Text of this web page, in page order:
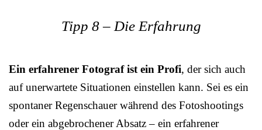
Tipp 8 – Die Erfahrung
Ein erfahrener Fotograf ist ein Profi, der sich auch
auf unerwartete Situationen einstellen kann. Sei es ein
spontaner Regenschauer während des Fotoshootings
oder ein abgebrochener Absatz – ein erfahrener